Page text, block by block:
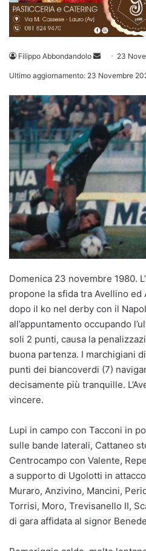
Filippo Abbondandolo
Invia 23
Ultimo aggiornamento: 23 Novembre
Domenica 23 novembre 1980.
propone la sfida tra Avellino ed
dopo il ko nel derby con il
all’appuntamento occupando
soli 2 punti, causa la
buona partenza. I marchigiani
punti dei biancoverdi (7)
decisamente più tranquille.
vincere.
Lupi in campo con Tacconi in
sulle bande laterali, Cattaneo
Centrocampo con Valente,
a supporto di Ugolotti in
Muraro, Anzivino, Mancini,
Torrisi, Moro, Trevisanello II,
di gara affidata al signor